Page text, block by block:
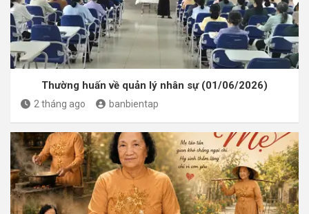
Thường huấn về quản lý nhân sự (01/06/2026)
2 tháng ago banbientap